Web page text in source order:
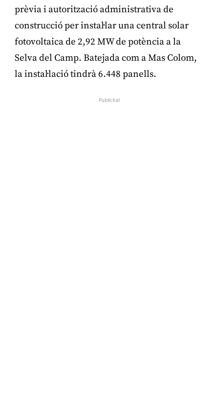
prèvia i autorització administrativa de
construcció per instal·lar una central solar
fotovoltaica de 2,92 MW de potència a la
Selva del Camp. Batejada com a Mas Colom,
la instal·lació tindrà 6.448 panells.
Publicitat